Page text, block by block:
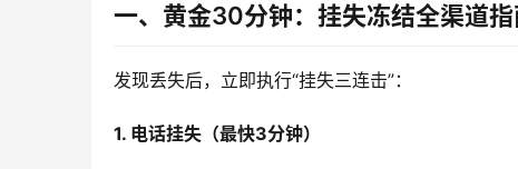
一、黄金30分钟：挂失冻结全渠道指
发现丢失后，立即执行“挂失三连击”：
1. 电话挂失（最快3分钟）